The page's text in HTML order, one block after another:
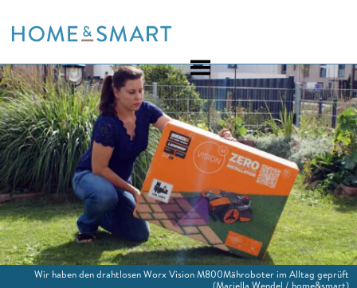
to
Wir haben den drahtlosen Worx Vision M800Mähroboter im Alltag geprüft
(Mariella Wendel / home&smart)